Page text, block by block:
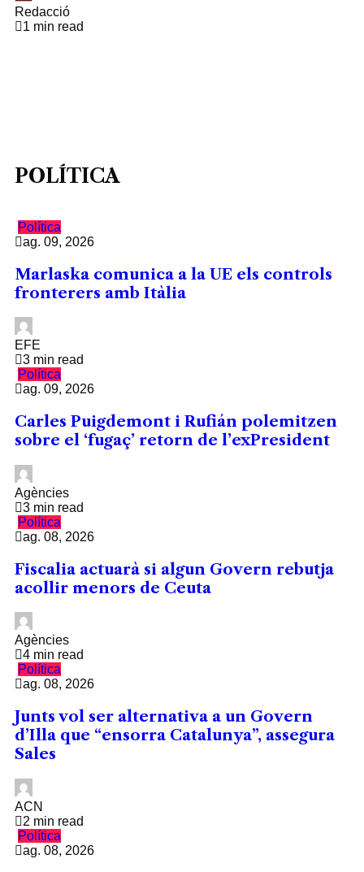
Redacció
1 min read
POLÍTICA
Política
ag. 09, 2026
Marlaska comunica a la UE els controls
fronterers amb Itàlia
EFE
3 min read
Política
ag. 09, 2026
Carles Puigdemont i Rufián polemitzen
sobre el ‘fugaç’ retorn de l’exPresident
Agències
3 min read
Política
ag. 08, 2026
Fiscalia actuarà si algun Govern rebutja
acollir menors de Ceuta
Agències
4 min read
Política
ag. 08, 2026
Junts vol ser alternativa a un Govern
d’Illa que “ensorra Catalunya”, assegura
Sales
ACN
2 min read
Política
ag. 08, 2026